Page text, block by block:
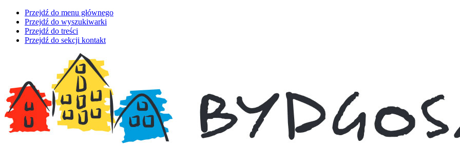
Przejdź do menu głównego
Przejdź do wyszukiwarki
Przejdź do treści
Przejdź do sekcji kontakt